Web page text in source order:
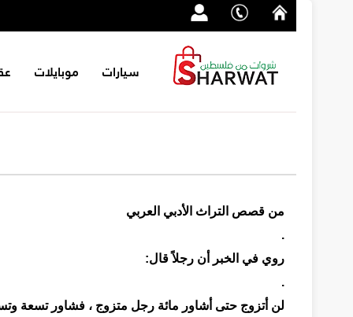
سيارات موبايلات
من قصص التراث الأدبي العربي
.
روي في الخبر أن رجلاً قال:
.
لن أتزوج حتى أشاور مائة رجل متزوج ، فشاور تسعة